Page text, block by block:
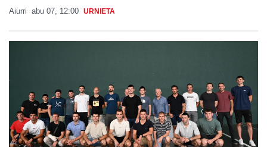
Aiurri abu 07, 12:00 URNIETA